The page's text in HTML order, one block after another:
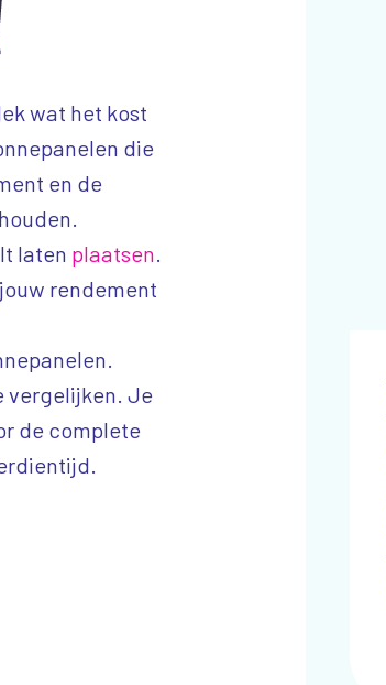
wat het kost
die
en de
laten plaatsen.
rendement
vergelijken. Je
de complete
Ik wil het team van Qanjer
bedanken voor de service die zij
leveren, het is een win-win